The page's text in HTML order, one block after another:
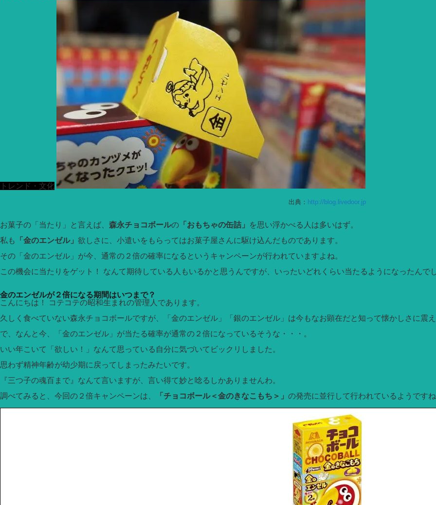
トレンド・文化
出典： http://blog.livedoor.jp
お菓子の「当たり」と言えば、 森永チョコボールの 「おもちゃの缶詰」
を思い浮かべる人は多いはず。
私も
「金のエンゼル」 欲しさに、小遣いをもらってはお菓子屋さんに駆け込んだものであります。
その「金のエンゼル」が今、通常の２倍の確率になるというキャンペーンが行われていますよね。
この機会に当たりをゲット！ なんて期待している人もいるかと思うんですが、いったいどれくらい当たるようになったんで
金のエンゼルが２倍になる期間はいつまで？
こんにちは！ コテコテの昭和生まれの管理人であります。
久しく食べていない森永チョコボールですが、「金のエンゼル」「銀のエンゼル」は今もなお顕在だと知って懐かしさに震
で、なんと今、「金のエンゼル」が当たる確率が通常の２倍になっているそうな・・・。
いい年こいて「欲しい！」なんて思っている自分に気づいてビックリしました。
思わず精神年齢が幼少期に戻ってしまったみたいです。
『三つ子の魂百まで』なんて言いますが、言い得て妙と唸るしかありませんわ。
調べてみると、今回の２倍キャンペーンは、
「チョコボール＜金のきなこもち＞」 の発売に並行して行われているようです